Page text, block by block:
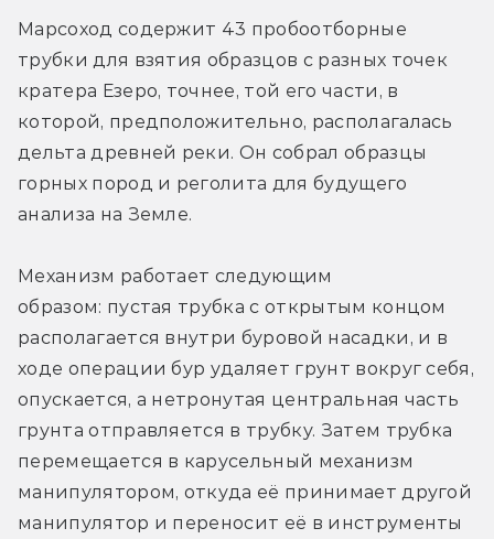
Марсоход содержит 43 пробоотборные
трубки для взятия образцов с разных точек
кратера Езеро, точнее, той его части, в
которой, предположительно, располагалась
дельта древней реки. Он собрал образцы
горных пород и реголита для будущего
анализа на Земле.
Механизм работает следующим
образом: пустая трубка с открытым концом
располагается внутри буровой насадки, и в
ходе операции бур удаляет грунт вокруг себя,
опускается, а нетронутая центральная часть
грунта отправляется в трубку. Затем трубка
перемещается в карусельный механизм
манипулятором, откуда её принимает другой
манипулятор и переносит её в инструменты